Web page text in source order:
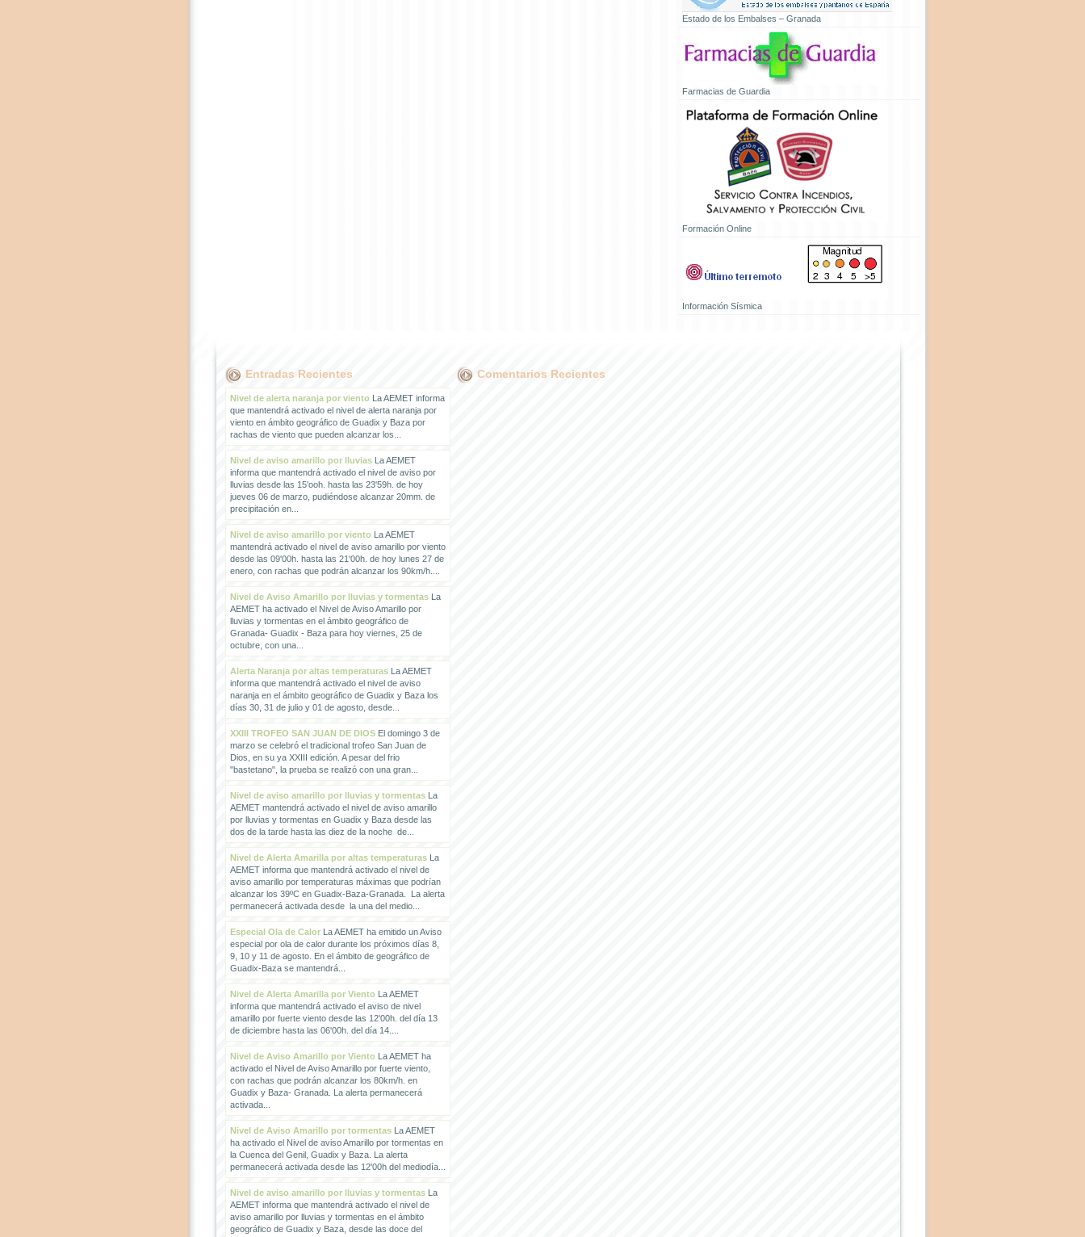
Estado de los Embalses – Granada
Farmacias de Guardia
Formación Online
Información Sísmica
Entradas Recientes
Nivel de alerta naranja por vientoLa AEMET informa
que mantendrá activado el nivel de alerta naranja por
viento en ámbito geográfico de Guadix y Baza por
rachas de viento que pueden alcanzar los...
Nivel de aviso amarillo por lluviasLa AEMET
informa que mantendrá activado el nivel de aviso por
lluvias desde las 15'ooh. hasta las 23'59h. de hoy
jueves 06 de marzo, pudiéndose alcanzar 20mm. de
precipitación en...
Nivel de aviso amarillo por vientoLa AEMET
mantendrá activado el nivel de aviso amarillo por viento
desde las 09'00h. hasta las 21'00h. de hoy lunes 27 de
enero, con rachas que podrán alcanzar los 90km/h....
Nivel de Aviso Amarillo por lluvias y tormentasLa
AEMET ha activado el Nivel de Aviso Amarillo por
lluvias y tormentas en el ámbito geográfico de
Granada- Guadix - Baza para hoy viernes, 25 de
octubre, con una...
Alerta Naranja por altas temperaturasLa AEMET
informa que mantendrá activado el nivel de aviso
naranja en el ámbito geográfico de Guadix y Baza los
días 30, 31 de julio y 01 de agosto, desde...
XXIII TROFEO SAN JUAN DE DIOSEl domingo 3 de
marzo se celebró el tradicional trofeo San Juan de
Dios, en su ya XXIII edición. A pesar del frio
"bastetano", la prueba se realizó con una gran...
Nivel de aviso amarillo por lluvias y tormentasLa
AEMET mantendrá activado el nivel de aviso amarillo
por lluvias y tormentas en Guadix y Baza desde las
dos de la tarde hasta las diez de la noche de...
Nivel de Alerta Amarilla por altas temperaturasLa
AEMET informa que mantendrá activado el nivel de
aviso amarillo por temperaturas máximas que podrían
alcanzar los 39ºC en Guadix-Baza-Granada. La alerta
permanecerá activada desde la una del medio...
Especial Ola de CalorLa AEMET ha emitido un Aviso
especial por ola de calor durante los próximos días 8,
9, 10 y 11 de agosto. En el ámbito de geográfico de
Guadix-Baza se mantendrá...
Nivel de Alerta Amarilla por VientoLa AEMET
informa que mantendrá activado el aviso de nivel
amarillo por fuerte viento desde las 12'00h. del día 13
de diciembre hasta las 06'00h. del día 14....
Nivel de Aviso Amarillo por VientoLa AEMET ha
activado el Nivel de Aviso Amarillo por fuerte viento,
con rachas que podrán alcanzar los 80km/h. en
Guadix y Baza- Granada. La alerta permanecerá
activada...
Nivel de Aviso Amarillo por tormentasLa AEMET
ha activado el Nivel de aviso Amarillo por tormentas en
la Cuenca del Genil, Guadix y Baza. La alerta
permanecerá activada desde las 12'00h del mediodía...
Nivel de aviso amarillo por lluvias y tormentasLa
AEMET informa que mantendrá activado el nivel de
aviso amarillo por lluvias y tormentas en el ámbito
geográfico de Guadix y Baza, desde las doce del
Comentarios Recientes